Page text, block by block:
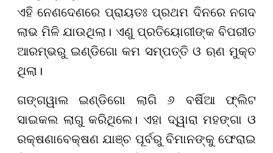
ଏହି ନେଣଦେଣରେ ପ୍ରାୟତଃ ପ୍ରଥମ ଦିନରେ ନଗଦ
ଲାଭ ମିଳି ଯାଉଥିଲା। ଏଣୁ ପ୍ରତିୟୋଗୀଙ୍କ ବିପରୀତ
ଆରମ୍ଭରୁ ଇଣ୍ଡିଗୋ କମ ସମ୍ପତ୍ତି ଓ ଋଣ ମୁକ୍ତ
ଥିଲା।
ଗଙ୍ଗୱାଲ ଇଣ୍ଡିଗୋ ଲାଗି ୬ ବର୍ଷିଆ ଫ୍ଲିଟ
ସାଇକଲ ଲାଗୁ କରିଥିଲେ। ଏହା ଦ୍ୱାରା ମହଙ୍ଗା ଓ
ରକ୍ଷଣାବେକ୍ଷଣ ଯାଞ୍ଚ ପୂର୍ବରୁ ବିମାନଙ୍କୁ ଫେରାଇ